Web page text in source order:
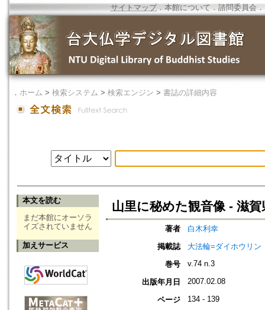
サイトマップ．本館について ． 諮問委員会 ．
． ホーム > 検索システム > 検索エンジン > 書誌の詳細内容
本文を読む
まだ本館にオーソラ
イズされていません
加えサービス
山里に秘めた観音像 - 滋
著者
白木利幸
掲載誌
大法輪=ダイホウリン
巻号
v.74 n.3
出版年月日 2007.02.08
ページ 134 - 139